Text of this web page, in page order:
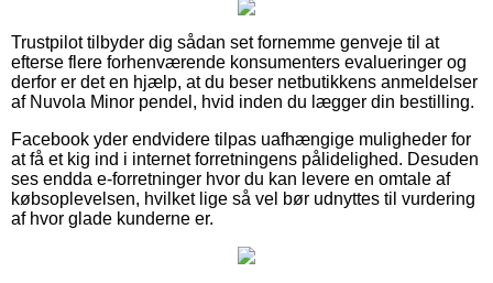
Trustpilot tilbyder dig sådan set fornemme genveje til at
efterse flere forhenværende konsumenters evalueringer og
derfor er det en hjælp, at du beser netbutikkens anmeldelser
af Nuvola Minor pendel, hvid inden du lægger din bestilling.
Facebook yder endvidere tilpas uafhængige muligheder for
at få et kig ind i internet forretningens pålidelighed. Desuden
ses endda e-forretninger hvor du kan levere en omtale af
købsoplevelsen, hvilket lige så vel bør udnyttes til vurdering
af hvor glade kunderne er.